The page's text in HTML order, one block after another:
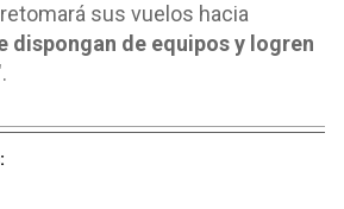
sus vuelos hacia
dispongan de equipos y logren